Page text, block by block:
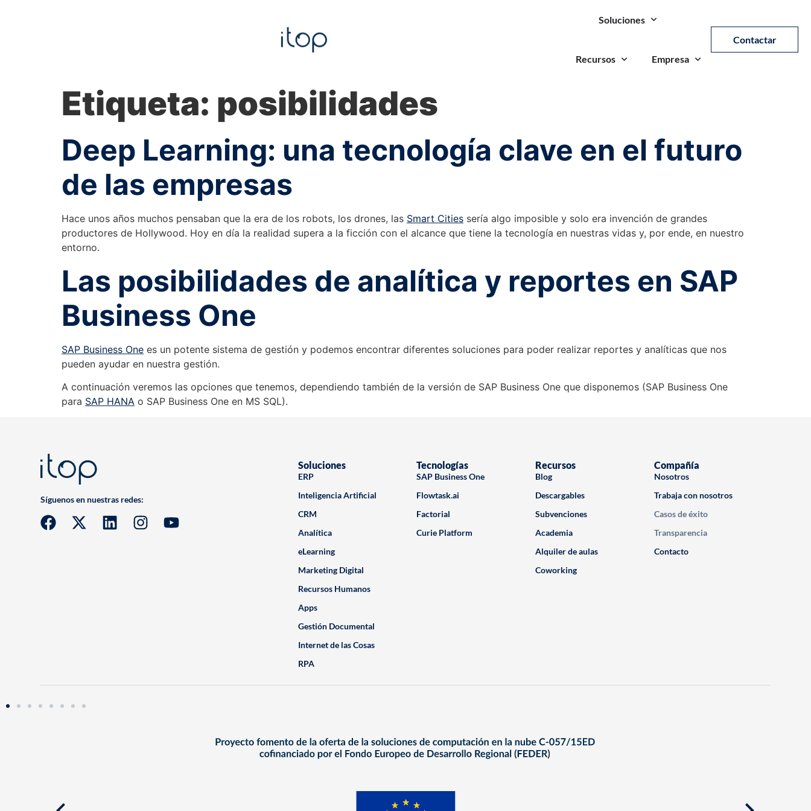
Soluciones
Recursos Empresa
Contactar
Etiqueta: posibilidades
Deep Learning: una tecnología clave en el futuro
de las empresas
Hace unos años muchos pensaban que la era de los robots, los drones, las Smart Cities sería algo imposible y solo era invención de grandes
productores de Hollywood. Hoy en día la realidad supera a la ficción con el alcance que tiene la tecnología en nuestras vidas y, por ende, en nuestro
entorno.
Las posibilidades de analítica y reportes en SAP
Business One
SAP Business One es un potente sistema de gestión y podemos encontrar diferentes soluciones para poder realizar reportes y analíticas que nos
pueden ayudar en nuestra gestión.
A continuación veremos las opciones que tenemos, dependiendo también de la versión de SAP Business One que disponemos (SAP Business One
para SAP HANA o SAP Business One en MS SQL).
Síguenos en nuestras redes:
Soluciones
ERP
Inteligencia Artificial
CRM
Analítica
eLearning
Marketing Digital
Recursos Humanos
Apps
Gestión Documental
Internet de las Cosas
RPA
Tecnologías
SAP Business One
Flowtask.ai
Factorial
Curie Platform
Recursos
Blog
Descargables
Subvenciones
Academia
Alquiler de aulas
Coworking
Compañía
Nosotros
Trabaja con nosotros
Casos de éxito
Transparencia
Contacto